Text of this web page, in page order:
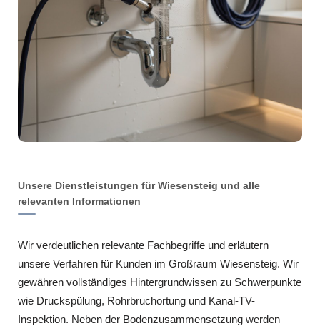
Unsere Dienstleistungen für Wiesensteig und alle
relevanten Informationen
Wir verdeutlichen relevante Fachbegriffe und erläutern
unsere Verfahren für Kunden im Großraum Wiesensteig. Wir
gewähren vollständiges Hintergrundwissen zu Schwerpunkte
wie Druckspülung, Rohrbruchortung und Kanal-TV-
Inspektion. Neben der Bodenzusammensetzung werden